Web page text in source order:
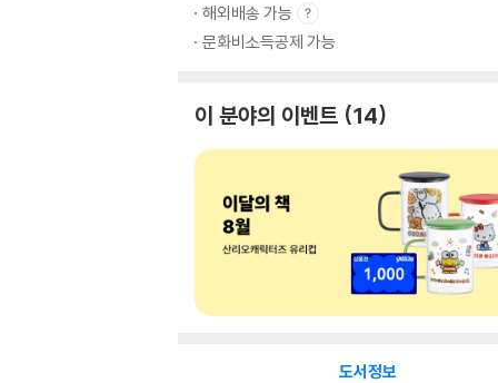
해외배송 가능
문화비소득공제 가능
이 분야의 이벤트 14
도서정보